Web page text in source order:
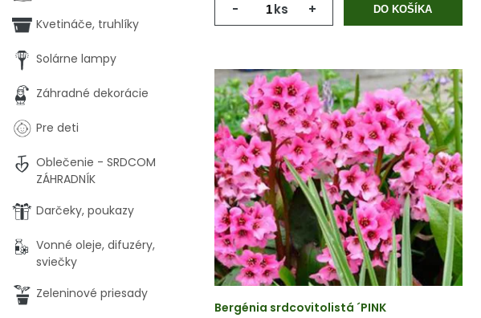
- ks + DO KOŠÍKA
Bergénia srdcovitolistá ´PINK
Kvetináče, truhlíky
Solárne lampy
Záhradné dekorácie
Pre deti
Oblečenie - SRDCOM
ZÁHRADNÍK
Darčeky, poukazy
Vonné oleje, difuzéry,
sviečky
Zeleninové priesady